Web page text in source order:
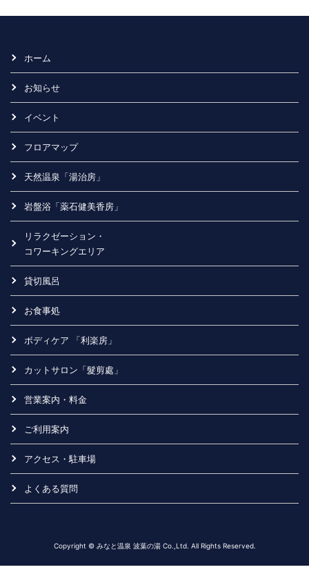
ホーム
お知らせ
イベント
フロアマップ
天然温泉「湯治房」
岩盤浴「薬石健美香房」
リラクゼーション・
コワーキングエリア
貸切風呂
お食事処
ボディケア 「利楽房」
カットサロン「髮剪處」
営業案内・料金
ご利用案内
アクセス・駐車場
よくある質問
Copyright © みなと温泉 波葉の湯 Co.,Ltd. All Rights Reserved.